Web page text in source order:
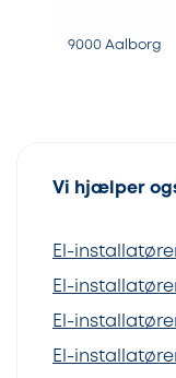
9000 Aalborg
Vi hjælper
El-
El-
El-
El-